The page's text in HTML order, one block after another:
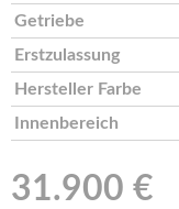
Getriebe
Erstzulassung
Hersteller Farbe
Innenbereich
31.900 €